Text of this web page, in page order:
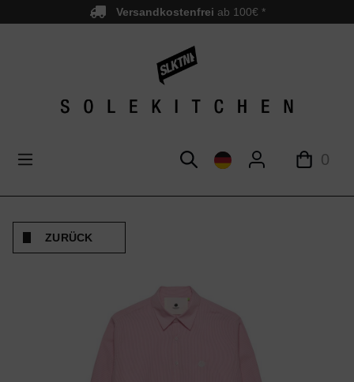
springen Versandkostenfrei ab 100€ *
0
ZURÜCK